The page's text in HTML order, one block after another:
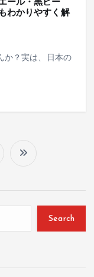
ール・黒ビー
わかりやすく解
か？実は、日本の
Search